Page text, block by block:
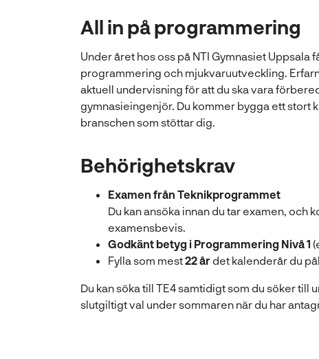
All in på programmering
Under året hos oss på NTI Gymnasiet Uppsala
programmering och mjukvaruutveckling.
aktuell undervisning för att du ska vara
gymnasieingenjör. Du kommer bygga ett stort
branschen som stöttar dig.
Behörighetskrav
Examen från Teknikprogrammet
Du kan ansöka innan du tar examen, och
examensbevis.
Godkänt betyg i Programmering Nivå 1
Fylla som mest22 år det kalenderår du
Du kan söka till TE4 samtidigt som du söker
slutgiltigt val under sommaren när du har